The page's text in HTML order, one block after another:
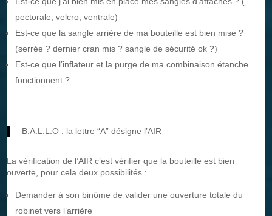
pectorale, velcro, ventrale)
Est-ce que la sangle arrière de ma bouteille est bien mise ?
(serrée ? dernier cran mis ? sangle de sécurité ok ?)
Est-ce que l’inflateur et la purge de ma combinaison étanche
fonctionnent ?
B.A.L.L.O : la lettre “A” désigne l’AIR
La vérification de l’AIR c’est vérifier que la bouteille est bien
ouverte, pour cela deux possibilités :
Demander à son binôme de valider une ouverture totale du
robinet vers l’arrière